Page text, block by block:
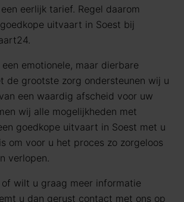
eerlijk tarief. Regel daarom
uitvaart in Soest bij
emotionele, maar dierbare
de grootste zorg ondersteunen wij u
een waardig afscheid voor uw
wij alle mogelijkheden met
goedkope uitvaart in Soest met u
om voor u het proces zo zorgeloos
verlopen.
wilt u graag meer informatie
u dan gerust contact met ons op